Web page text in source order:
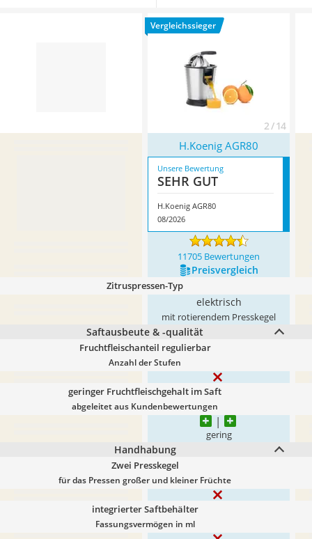
mit seinen Eigenschaften.
Vergleichssieger
2 / 14
H.Koenig AGR80
Unsere Bewertung
SEHR GUT
H.Koenig AGR80
08/2026
11705 Bewertungen
Preis­vergleich
Zitruspressen-Typ
elektrisch
mit rotierendem Presskegel
Saftausbeute & -qualität
Fruchtfleischanteil regulierbar
Anzahl der Stufen
geringer Fruchtfleischgehalt im Saft
abgeleitet aus Kundenbewertungen
gering
Handhabung
Zwei Presskegel
für das Pressen großer und kleiner Früchte
integrierter Saftbehälter
Fassungsvermögen in ml